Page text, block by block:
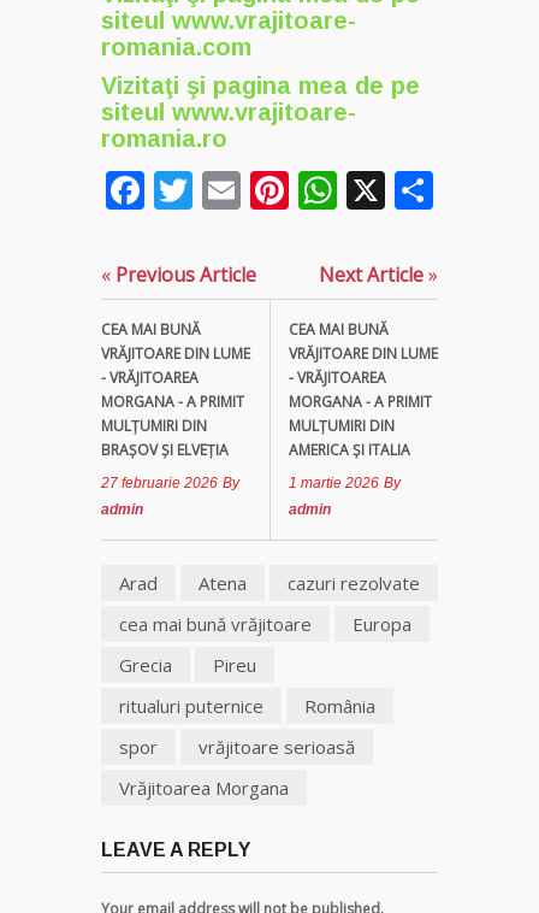
siteul www.vrajitoare-
romania.com
Vizitaţi şi pagina mea de pe
siteul www.vrajitoare-
romania.ro
Facebook
Twitter
EmailPinterest
WhatsApp
X
« Previous Article
CEA MAI BUNĂ
VRĂJITOARE DIN LUME
- VRĂJITOAREA
MORGANA - A PRIMIT
MULȚUMIRI DIN
BRAȘOV ȘI ELVEȚIA
27 februarie 2026 By
admin
Next Article»
CEA MAI BUNĂ
VRĂJITOARE DIN LUME
- VRĂJITOAREA
MORGANA - A PRIMIT
MULȚUMIRI DIN
AMERICA ȘI ITALIA
1 martie 2026 By
admin
Arad Atena
cazuri rezolvate
cea mai bună vrăjitoare
Europa
Grecia
Pireu
ritualuri puternice
România
spor
vrăjitoare serioasă
Vrăjitoarea Morgana
LEAVE A REPLY
Your email address will not be published.